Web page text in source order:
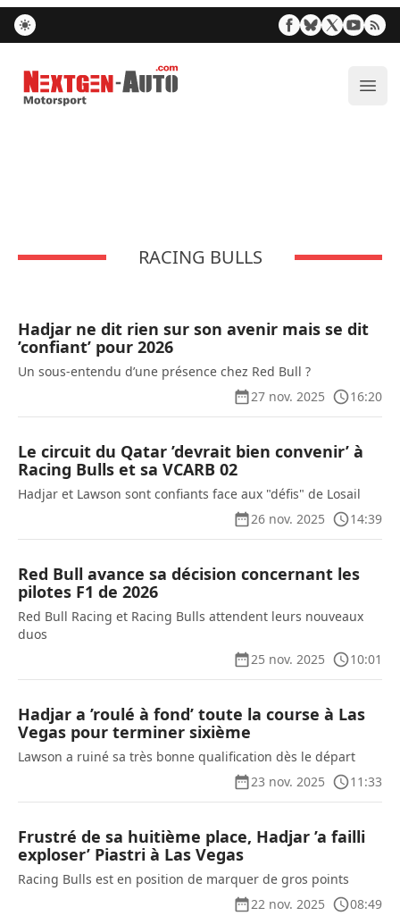
Nextgen-Auto.com
RACING BULLS
Hadjar ne dit rien sur son avenir mais se dit
’confiant’ pour 2026
Un sous-entendu d’une présence chez Red Bull ?
27 nov. 2025
16:20
Le circuit du Qatar ’devrait bien convenir’ à
Racing Bulls et sa VCARB 02
Hadjar et Lawson sont confiants face aux "défis" de Losail
26 nov. 2025
14:39
Red Bull avance sa décision concernant les
pilotes F1 de 2026
Red Bull Racing et Racing Bulls attendent leurs nouveaux
duos
25 nov. 2025
10:01
Hadjar a ’roulé à fond’ toute la course à Las
Vegas pour terminer sixième
Lawson a ruiné sa très bonne qualification dès le départ
23 nov. 2025
11:33
Frustré de sa huitième place, Hadjar ’a failli
exploser’ Piastri à Las Vegas
Racing Bulls est en position de marquer de gros points
22 nov. 2025
08:49